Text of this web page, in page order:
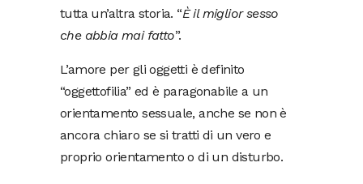
tutta un’altra storia. “È il miglior sesso
che abbia mai fatto”.
L’amore per gli oggetti è definito
“oggettofilia” ed è paragonabile a un
orientamento sessuale, anche se non è
ancora chiaro se si tratti di un vero e
proprio orientamento o di un disturbo.